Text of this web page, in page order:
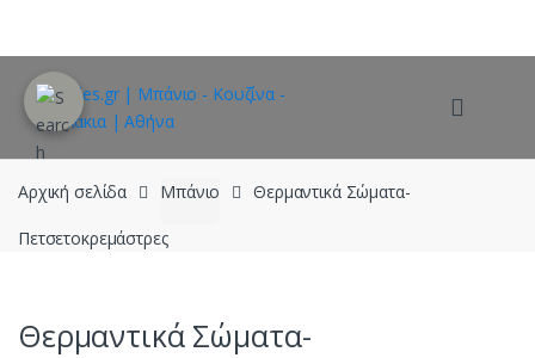
navigation
content
Αρχική σελίδα Μπάνιο Θερμαντικά Σώματα-
Πετσετοκρεμάστρες
Θερμαντικά Σώματα-